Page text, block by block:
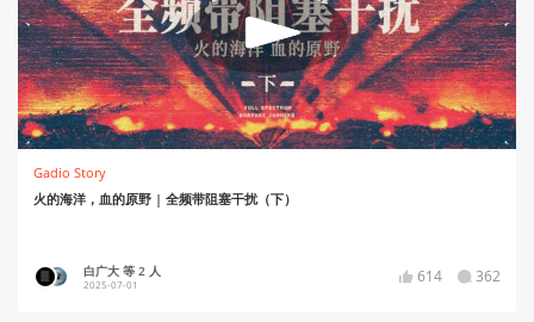
Gadio Story
火的海洋，血的原野 | 全频带阻塞干扰（下）
白广大 等 2 人
2025-07-01 614 362